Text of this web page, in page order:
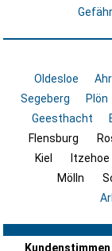
Oldesloe
Segeberg
Plön
Geesthacht
Flensburg
Kiel
Itzehoe
Mölln
Kundenstimmen